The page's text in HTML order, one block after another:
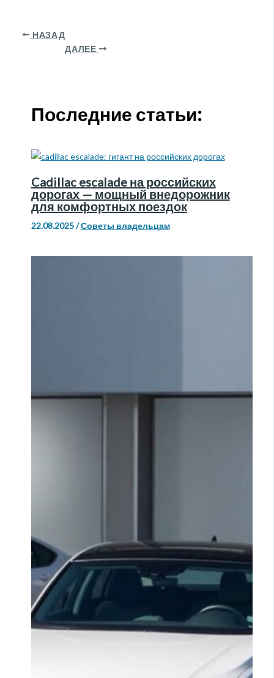
НАЗАД
ДАЛЕЕ
Последние статьи:
Cadillac escalade на российских
дорогах — мощный внедорожник
для комфортных поездок
22.08.2025/Советы владельцам